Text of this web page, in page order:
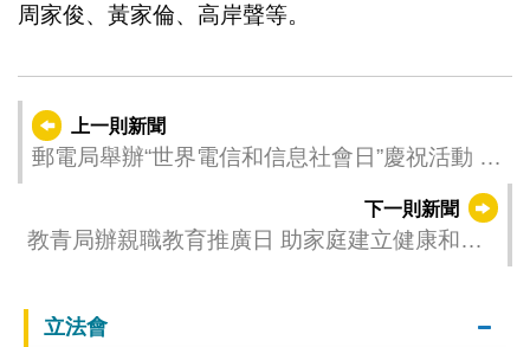
周家俊、黃家倫、高岸聲等。
上一則新聞
郵電局舉辦“世界電信和信息社會日”慶祝活動 攜
下一則新聞
教青局辦親職教育推廣日 助家庭建立健康和諧
立法會